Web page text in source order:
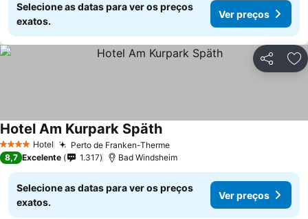
Selecione as datas para ver os preços
exatos.
Ver preços
Partilhar
4 EstrelasHotel Perto de Franken-ThermeVer preços
Hotel Am Kurpark SpäthVer preços
8,7 Excelente 1.317 Bad Windsheim
Selecione as datas para ver os preços
exatos.
Ver preços